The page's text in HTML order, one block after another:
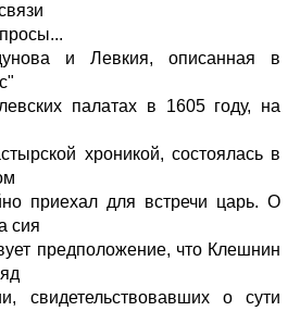
и Левкия, описанная в
палатах в 1605 году, на
хроникой, состоялась в
приехал для встречи царь. О
сия
предположение, что Клешнин
свидетельствовавших о сути